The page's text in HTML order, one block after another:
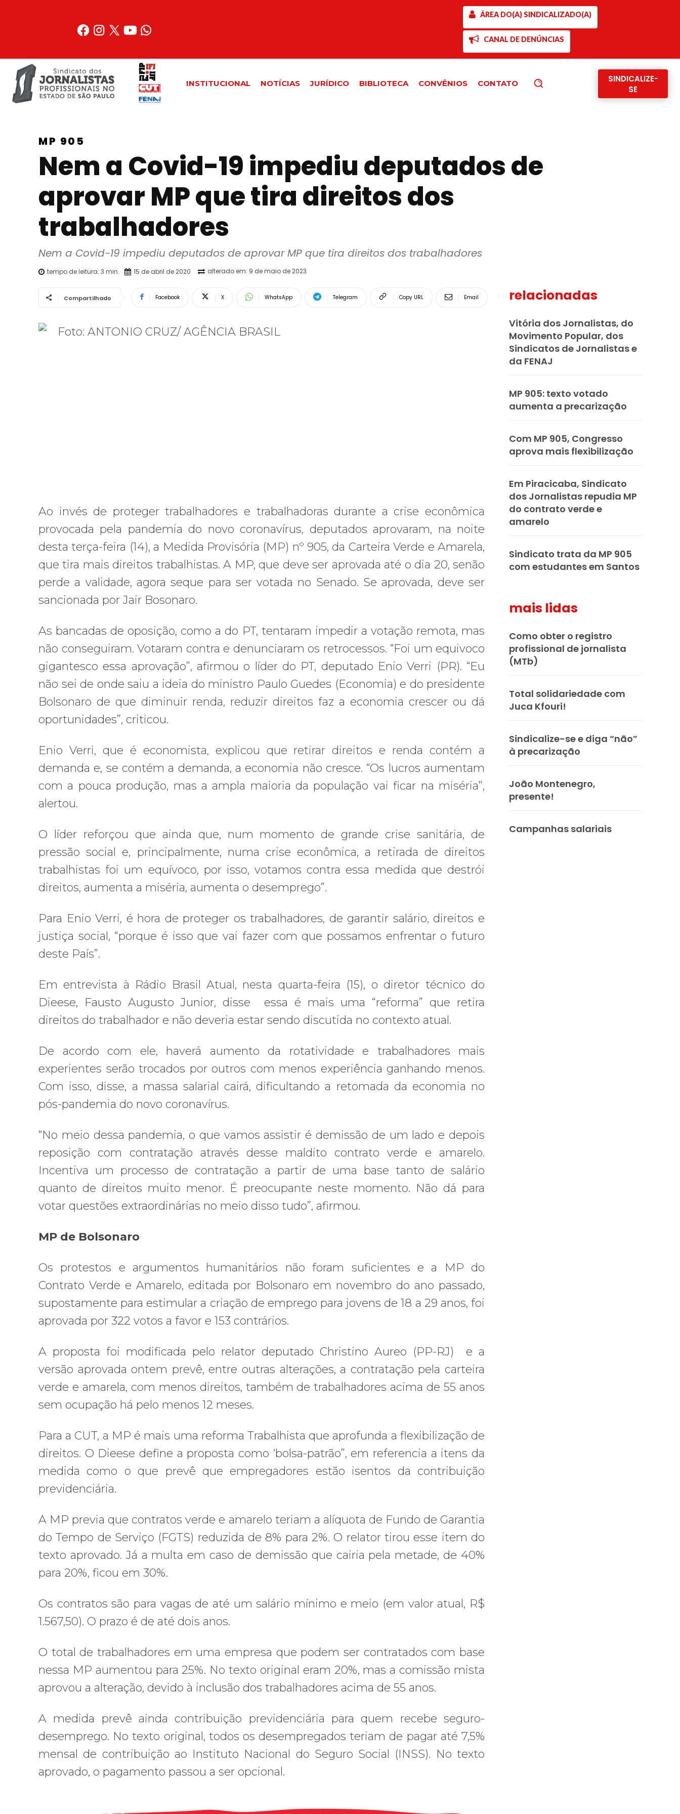
ÁREA DO(A) SINDICALIZADO(A)
CANAL DE DENÚNCIAS
INSTITUCIONAL NOTÍCIAS JURÍDICO BIBLIOTECA CONVÊNIOS CONTATO
SINDICALIZE-
SE
MP 905
Nem a Covid-19 impediu deputados de
aprovar MP que tira direitos dos
trabalhadores
Nem a Covid-19 impediu deputados de aprovar MP que tira direitos dos trabalhadores
tempo de leitura: 3 min. 15 de abril de 2020 alterado em: 9 de maio de 2023
Compartilhado Facebook X WhatsApp Telegram Copy URL Email
Ao invés de proteger trabalhadores e trabalhadoras durante a crise econômica
provocada pela pandemia do novo coronavírus, deputados aprovaram, na noite
desta terça-feira (14), a Medida Provisória (MP) nº 905, da Carteira Verde e Amarela,
que tira mais direitos trabalhistas. A MP, que deve ser aprovada até o dia 20, senão
perde a validade, agora seque para ser votada no Senado. Se aprovada, deve ser
sancionada por Jair Bosonaro.
As bancadas de oposição, como a do PT, tentaram impedir a votação remota, mas
não conseguiram. Votaram contra e denunciaram os retrocessos. “Foi um equivoco
gigantesco essa aprovação”, afirmou o líder do PT, deputado Enio Verri (PR). “Eu
não sei de onde saiu a ideia do ministro Paulo Guedes (Economia) e do presidente
Bolsonaro de que diminuir renda, reduzir direitos faz a economia crescer ou dá
oportunidades”, criticou.
Enio Verri, que é economista, explicou que retirar direitos e renda contém a
demanda e, se contém a demanda, a economia não cresce. “Os lucros aumentam
com a pouca produção, mas a ampla maioria da população vai ficar na miséria”,
alertou.
O líder reforçou que ainda que, num momento de grande crise sanitária, de
pressão social e, principalmente, numa crise econômica, a retirada de direitos
trabalhistas foi um equívoco, por isso, votamos contra essa medida que destrói
direitos, aumenta a miséria, aumenta o desemprego”.
Para Enio Verri, é hora de proteger os trabalhadores, de garantir salário, direitos e
justiça social, “porque é isso que vai fazer com que possamos enfrentar o futuro
deste País”.
Em entrevista à Rádio Brasil Atual, nesta quarta-feira (15), o diretor técnico do
Dieese, Fausto Augusto Junior, disse essa é mais uma “reforma” que retira
direitos do trabalhador e não deveria estar sendo discutida no contexto atual.
De acordo com ele, haverá aumento da rotatividade e trabalhadores mais
experientes serão trocados por outros com menos experiência ganhando menos.
Com isso, disse, a massa salarial cairá, dificultando a retomada da economia no
pós-pandemia do novo coronavírus.
“No meio dessa pandemia, o que vamos assistir é demissão de um lado e depois
reposição com contratação através desse maldito contrato verde e amarelo.
Incentiva um processo de contratação a partir de uma base tanto de salário
quanto de direitos muito menor. É preocupante neste momento. Não dá para
votar questões extraordinárias no meio disso tudo”, afirmou.
MP de Bolsonaro
Os protestos e argumentos humanitários não foram suficientes e a MP do
Contrato Verde e Amarelo, editada por Bolsonaro em novembro do ano passado,
supostamente para estimular a criação de emprego para jovens de 18 a 29 anos, foi
aprovada por 322 votos a favor e 153 contrários.
A proposta foi modificada pelo relator deputado Christino Aureo (PP-RJ) e a
versão aprovada ontem prevê, entre outras alterações, a contratação pela carteira
verde e amarela, com menos direitos, também de trabalhadores acima de 55 anos
sem ocupação há pelo menos 12 meses.
Para a CUT, a MP é mais uma reforma Trabalhista que aprofunda a flexibilização de
direitos. O Dieese define a proposta como ‘bolsa-patrão”, em referencia a itens da
medida como o que prevê que empregadores estão isentos da contribuição
previdenciária.
A MP previa que contratos verde e amarelo teriam a alíquota de Fundo de Garantia
do Tempo de Serviço (FGTS) reduzida de 8% para 2%. O relator tirou esse item do
texto aprovado. Já a multa em caso de demissão que cairia pela metade, de 40%
para 20%, ficou em 30%.
Os contratos são para vagas de até um salário mínimo e meio (em valor atual, R$
1.567,50). O prazo é de até dois anos.
O total de trabalhadores em uma empresa que podem ser contratados com base
nessa MP aumentou para 25%. No texto original eram 20%, mas a comissão mista
aprovou a alteração, devido à inclusão dos trabalhadores acima de 55 anos.
A medida prevê ainda contribuição previdenciária para quem recebe seguro-
desemprego. No texto original, todos os desempregados teriam de pagar até 7,5%
mensal de contribuição ao Instituto Nacional do Seguro Social (INSS). No texto
aprovado, o pagamento passou a ser opcional.
relacionadas
Vitória dos Jornalistas, do
Movimento Popular, dos
Sindicatos de Jornalistas e
da FENAJ
MP 905: texto votado
aumenta a precarização
Com MP 905, Congresso
aprova mais flexibilização
Em Piracicaba, Sindicato
dos Jornalistas repudia MP
do contrato verde e
amarelo
Sindicato trata da MP 905
com estudantes em Santos
mais lidas
Como obter o registro
profissional de jornalista
(MTb)
Total solidariedade com
Juca Kfouri!
Sindicalize-se e diga “não”
à precarização
João Montenegro,
presente!
Campanhas salariais